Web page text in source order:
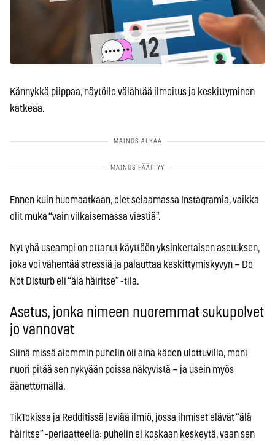
Kännykkä piippaa, näytölle välähtää ilmoitus ja keskittyminen
katkeaa.
Ennen kuin huomaatkaan, olet selaamassa Instagramia, vaikka
olit muka “vain vilkaisemassa viestiä”.
Nyt yhä useampi on ottanut käyttöön yksinkertaisen asetuksen,
joka voi vähentää stressiä ja palauttaa keskittymiskyvyn – Do
Not Disturb eli “älä häiritse” -tila.
Asetus, jonka nimeen nuoremmat sukupolvet
jo vannovat
Siinä missä aiemmin puhelin oli aina käden ulottuvilla, moni
nuori pitää sen nykyään poissa näkyvistä – ja usein myös
äänettömällä.
TikTokissa ja Redditissä leviää ilmiö, jossa ihmiset elävät “älä
häiritse” -periaatteella: puhelin ei koskaan keskeytä, vaan sen